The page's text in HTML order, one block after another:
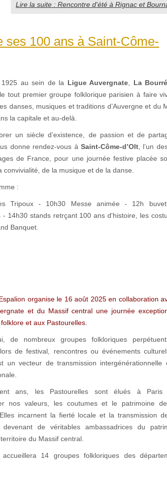
Lire la suite : Rencontre d'été à Rignac et
ses 100 ans à Saint-Côme-
au sein de la Ligue Auvergnate
La
tout premier groupe folklorique parisien à faire
danses, musiques et traditions d’Auvergne et du
la capitale et au-delà.
un siècle d’existence, de passion et de
donne rendez-vous à Saint-Côme-d’Olt, l’un
de France, pour une journée festive placée
convivialité, de la musique et de la danse.
:
Tripoux - 10h30 Messe animée - 12h
- 14h30 stands retrçant 100 ans d'histoire, les
Banquet.
organise le 16 août 2025 en collaboration
et du Massif central une journée
et aux Pastourelles.
de nombreux groupes folkloriques
de festival, rencontres ou événements
un vecteur de transmission intergénérationnelle
ans, les Pastourelles sont élués à Paris
nos valeurs, les coutumes et le patrimoine
incarnent la fierté locale et la transmission
devenant de véritables ambassadrices du
du Massif central.
14 groupes folkloriques des